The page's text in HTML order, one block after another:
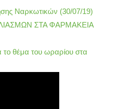
Ναρκωτικών (30/07/19)
ΣΤΑ ΦΑΡΜΑΚΕΙΑ
το θέμα του ωραρίου στα